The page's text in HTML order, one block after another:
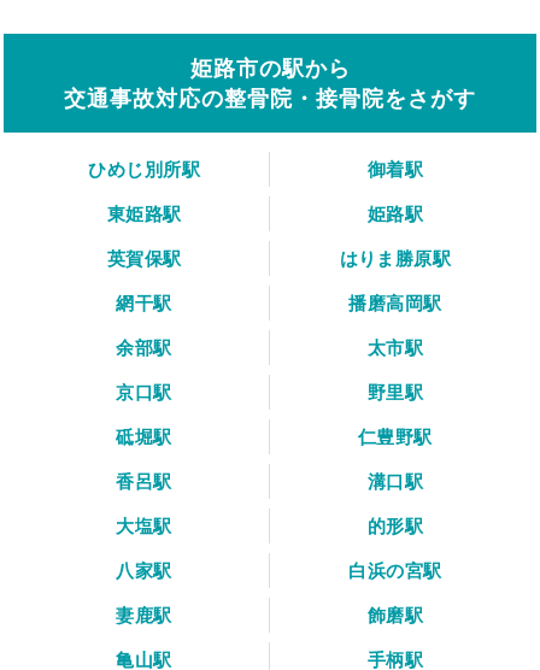
姫路市の駅から
交通事故対応の整骨院・接骨院をさがす
ひめじ別所駅
御着駅
東姫路駅
姫路駅
英賀保駅
はりま勝原駅
網干駅
播磨高岡駅
余部駅
太市駅
京口駅
野里駅
砥堀駅
仁豊野駅
香呂駅
溝口駅
大塩駅
的形駅
八家駅
白浜の宮駅
妻鹿駅
飾磨駅
亀山駅
手柄駅